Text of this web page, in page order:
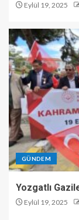
Eylül 19, 2025
GÜNDEM
Yozgatlı
Eylül 19, 2025